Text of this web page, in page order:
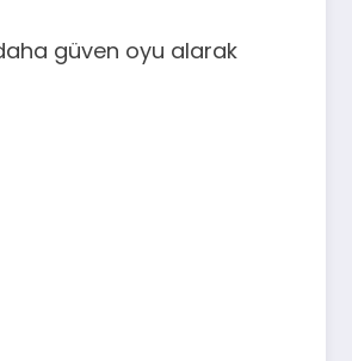
güven oyu alarak